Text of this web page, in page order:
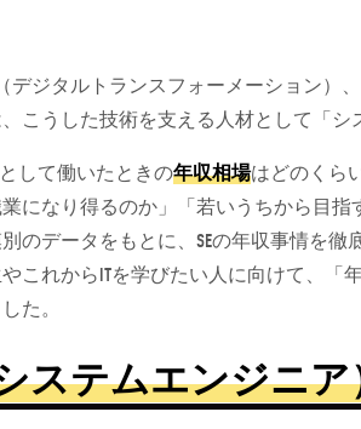
（デジタルトランスフォーメーション）
こうした技術を支える人材として「シ
して働いたときの年収相場はどのくら
業になり得るのか」「若いうちから目
のデータをもとに、SEの年収事情を徹
これからITを学びたい人に向けて、
た。
ステムエンジニ